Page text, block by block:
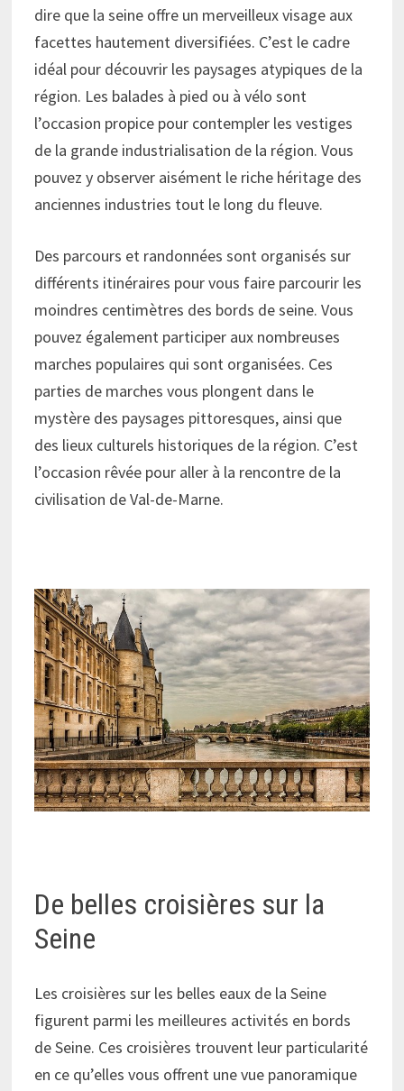
dire que la seine offre un merveilleux visage aux
facettes hautement diversifiées. C’est le cadre
idéal pour découvrir les paysages atypiques de la
région. Les balades à pied ou à vélo sont
l’occasion propice pour contempler les vestiges
de la grande industrialisation de la région. Vous
pouvez y observer aisément le riche héritage des
anciennes industries tout le long du fleuve.
Des parcours et randonnées sont organisés sur
différents itinéraires pour vous faire parcourir les
moindres centimètres des bords de seine. Vous
pouvez également participer aux nombreuses
marches populaires qui sont organisées. Ces
parties de marches vous plongent dans le
mystère des paysages pittoresques, ainsi que
des lieux culturels historiques de la région. C’est
l’occasion rêvée pour aller à la rencontre de la
civilisation de Val-de-Marne.
De belles croisières sur la
Seine
Les croisières sur les belles eaux de la Seine
figurent parmi les meilleures activités en bords
de Seine. Ces croisières trouvent leur particularité
en ce qu’elles vous offrent une vue panoramique